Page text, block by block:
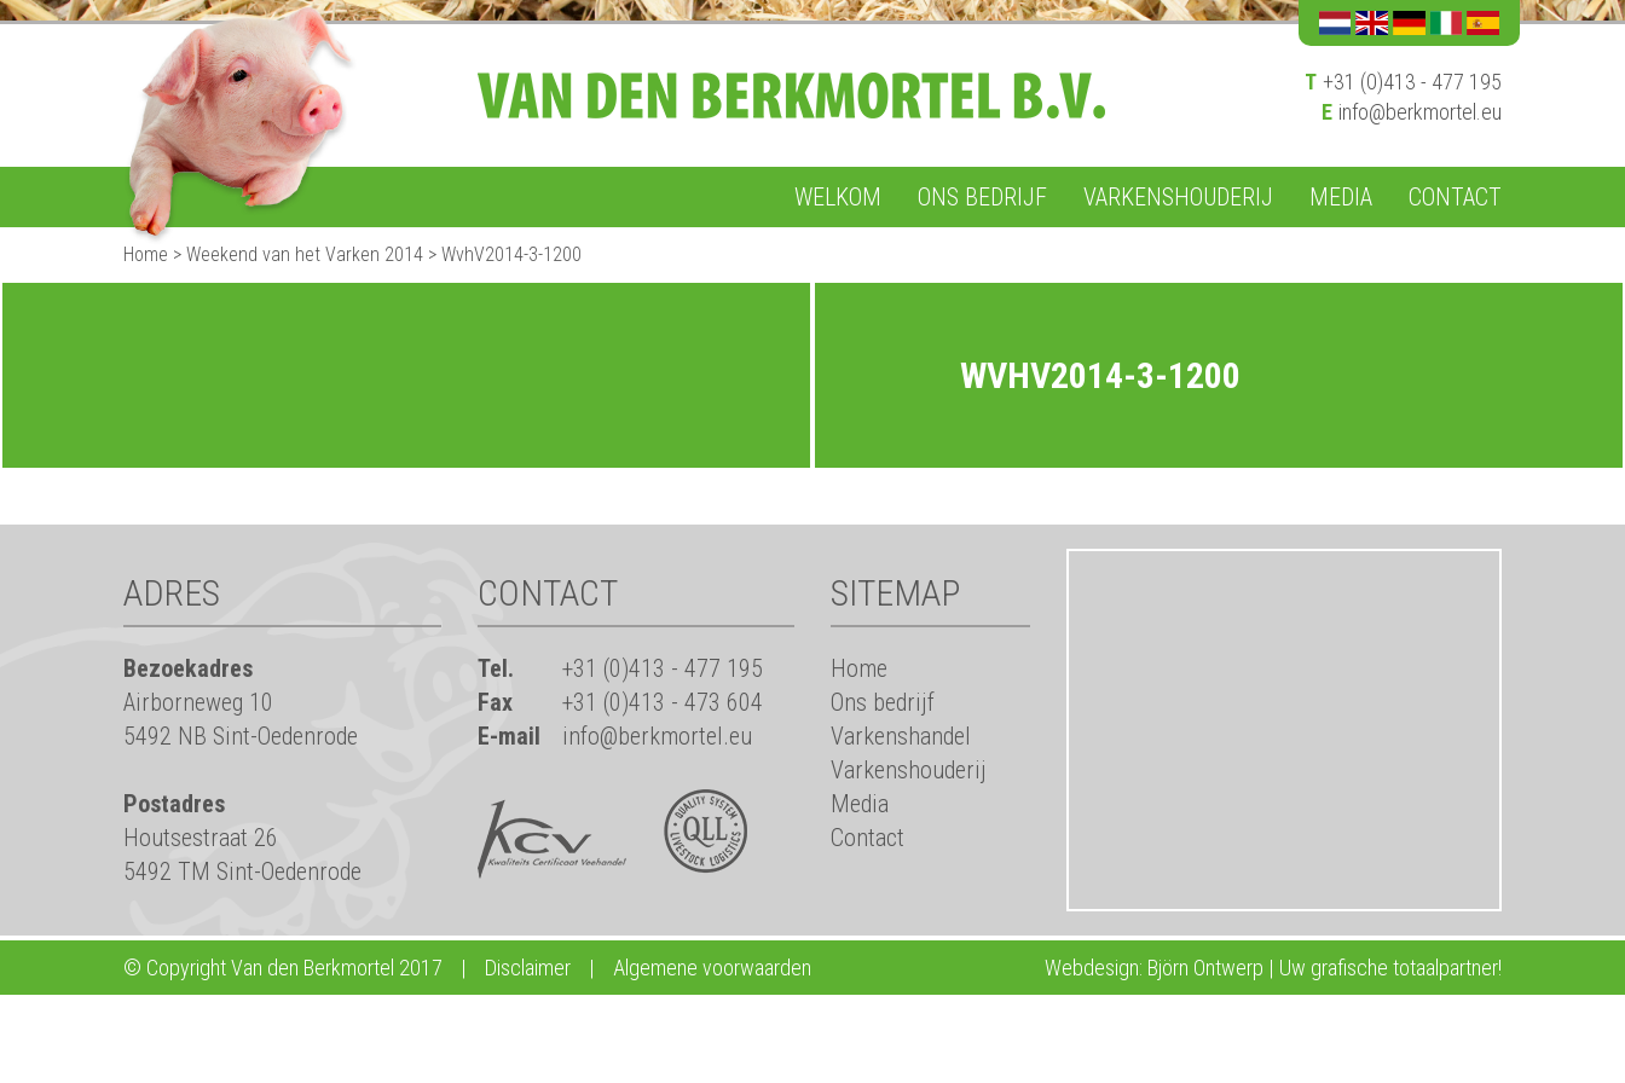
T +31 (0)413 - 477 195
E info@berkmortel.eu
WELKOM ONS BEDRIJF VARKENSHOUDERIJ MEDIA CONTACT
Home > Weekend van het Varken 2014 > WvhV2014-3-1200
WVHV2014-3-1200
ADRES
Bezoekadres
Airborneweg 10
5492 NB Sint-Oedenrode
Postadres
Houtsestraat 26
5492 TM Sint-Oedenrode
CONTACT
Tel.
+31 (0)413 - 477 195
Fax
+31 (0)413 - 473 604
E-mail
info@berkmortel.eu
SITEMAP
Home
Ons bedrijf
Varkenshandel
Varkenshouderij
Media
Contact
© Copyright Van den Berkmortel 2017 | Disclaimer | Algemene voorwaarden Webdesign: Björn Ontwerp | Uw grafische totaalpartner!